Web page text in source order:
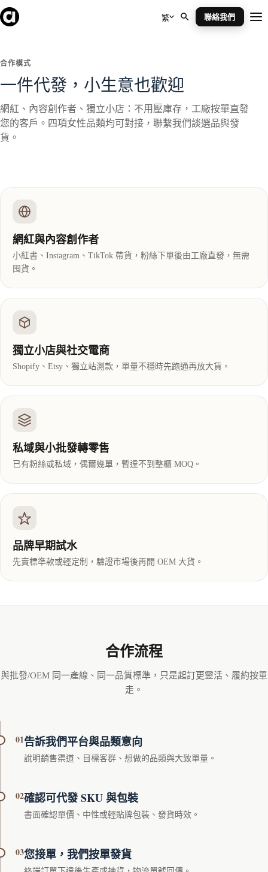
to
content
繁 聯絡我們
合作模式
一件代發，小生意也歡迎
網紅、內容創作者、獨立小店：不用壓庫存，工廠按單直發
您的客戶。四項女性品類均可對接，聯繫我們談選品與發
貨。
網紅與內容創作者
小紅書、Instagram、TikTok 帶貨，粉絲下單後由工廠直發，無需
囤貨。
獨立小店與社交電商
Shopify、Etsy、獨立站測款，單量不穩時先跑通再放大貨。
私域與小批發轉零售
已有粉絲或私域，偶爾幾單，暫達不到整櫃 MOQ。
品牌早期試水
先賣標準款或輕定制，驗證市場後再開 OEM 大貨。
合作流程
與批發/OEM 同一產線、同一品質標準，只是起訂更靈活、履約按單
走。
01告訴我們平台與品類意向
說明銷售渠道、目標客群、想做的品類與大致單量。
02確認可代發 SKU 與包裝
書面確認單價、中性或輕貼牌包裝、發貨時效。
03您接單，我們按單發貨